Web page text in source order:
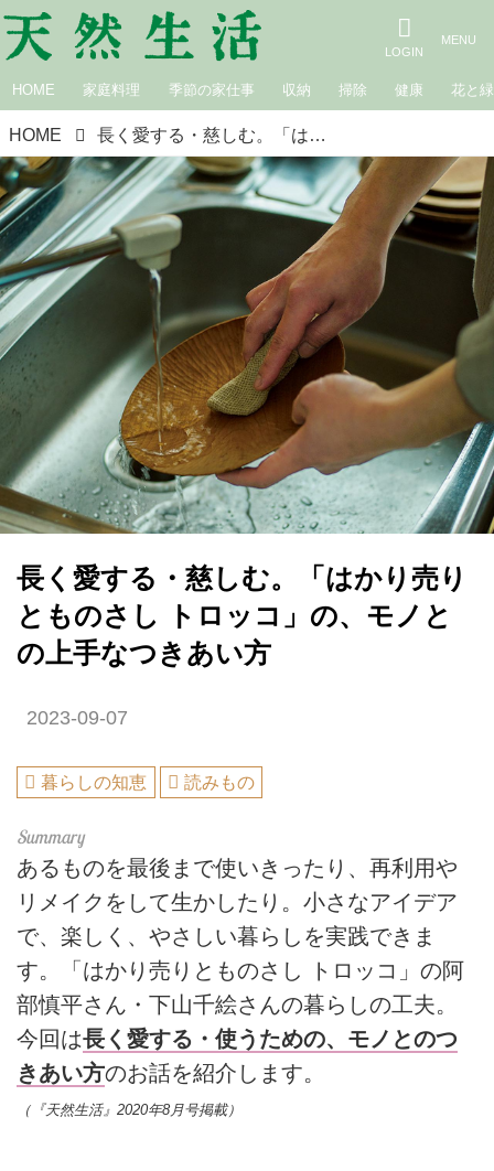
HOME 家庭料理 季節の家仕事 収納 掃除 健康 花と緑
HOME 長く愛する・慈しむ。「はかり売りとものさし トロッコ」の、モノとの上手なつきあい方
長く愛する・慈しむ。「はかり売り
とものさし トロッコ」の、モノと
の上手なつきあい方
2023-09-07
暮らしの知恵 読みもの
あるものを最後まで使いきったり、再利用や
リメイクをして生かしたり。小さなアイデア
で、楽しく、やさしい暮らしを実践できま
す。「はかり売りとものさし トロッコ」の阿
部慎平さん・下山千絵さんの暮らしの工夫。
今回は長く愛する・使うための、モノとのつ
きあい方のお話を紹介します。
（『天然生活』2020年8月号掲載）